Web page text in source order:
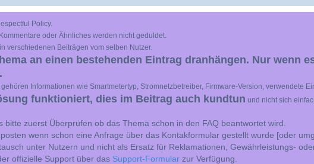
Policy.
oder Ähnliches werden nicht geduldet.
verschiedenen Beiträgen vom selben Nutzer.
an einen bestehenden Eintrag dranhängen. Nur wenn
Informationen wie Smartmetertyp, Stromnetzbetreiber, Firmware-Version, verwendete
funktioniert, dies im Beitrag auch kundtun und nicht sich
zuerst Überprüfen ob das Thema schon in den FAQ beantwortet wird.
wenn schon eine Anfrage über das Kontakformular gestellt wurde [oder
unter Nutzern und nicht als Ersatz für Reklamationen, Gewährleistungs-
offizielle Support über das Support-Formular zur Verfügung.